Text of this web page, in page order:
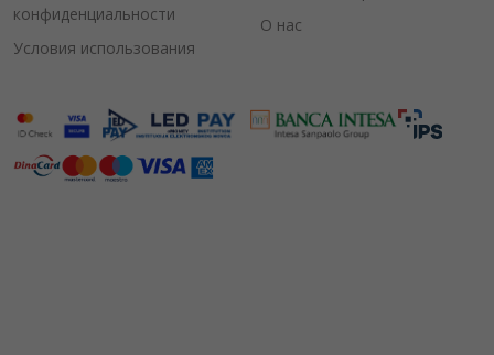
конфиденциальности
Условия использования
О нас